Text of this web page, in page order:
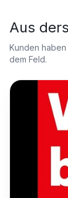
Aus
Kunden
dem Feld.